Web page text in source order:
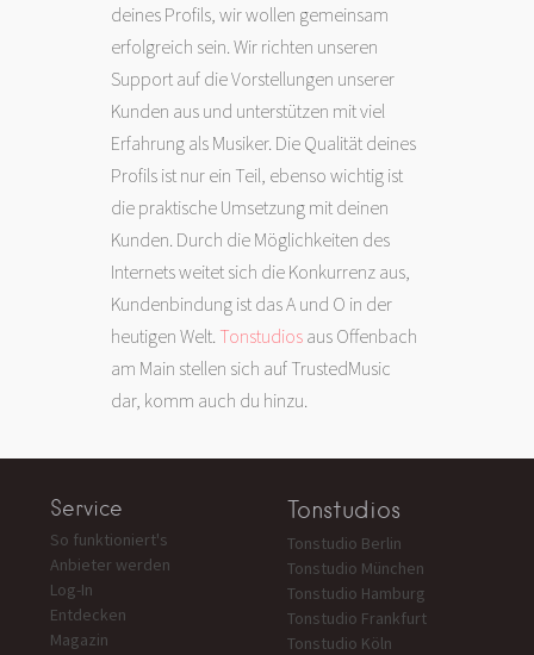
deines Profils, wir wollen gemeinsam
erfolgreich sein. Wir richten unseren
Support auf die Vorstellungen unserer
Kunden aus und unterstützen mit viel
Erfahrung als Musiker. Die Qualität deines
Profils ist nur ein Teil, ebenso wichtig ist
die praktische Umsetzung mit deinen
Kunden. Durch die Möglichkeiten des
Internets weitet sich die Konkurrenz aus,
Kundenbindung ist das A und O in der
heutigen Welt. Tonstudios aus Offenbach
am Main stellen sich auf TrustedMusic
dar, komm auch du hinzu.
Service
So funktioniert's
Anbieter werden
Log-In
Entdecken
Magazin
Tonstudios
Tonstudio Berlin
Tonstudio München
Tonstudio Hamburg
Tonstudio Frankfurt
Tonstudio Köln